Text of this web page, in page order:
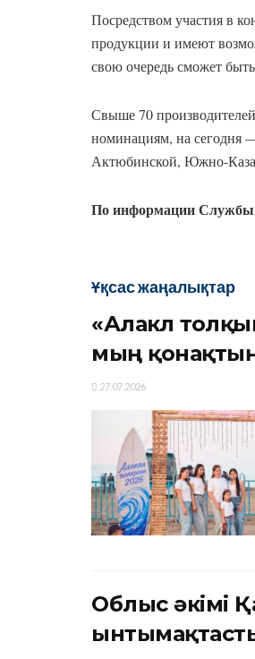
Посредством участия в
продукции и имеют
свою очередь сможет
Свыше 70
номинациям, на сегодня
Актюбинской, Южно-
По информации Службы
Ұқсас жаңалықтар
«Алакөл
мың
27.07.2026
Облыс әкімі